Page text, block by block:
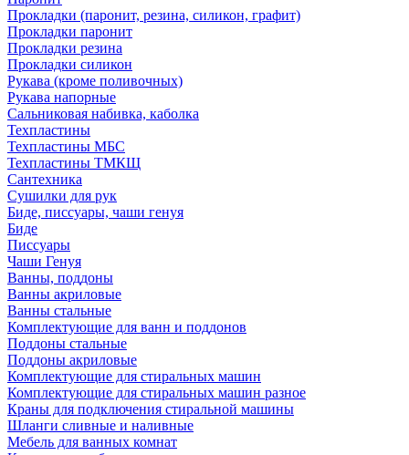
Прокладки (паронит, резина, силикон, графит)
Прокладки паронит
Прокладки резина
Прокладки силикон
Рукава (кроме поливочных)
Рукава напорные
Сальниковая набивка, каболка
Техпластины
Техпластины МБС
Техпластины ТМКЩ
Сантехника
Сушилки для рук
Биде, писсуары, чаши генуя
Биде
Писсуары
Чаши Генуя
Ванны, поддоны
Ванны акриловые
Ванны стальные
Комплектующие для ванн и поддонов
Поддоны стальные
Поддоны акриловые
Комплектующие для стиральных машин
Комплектующие для стиральных машин разное
Краны для подключения стиральной машины
Шланги сливные и наливные
Мебель для ванных комнат